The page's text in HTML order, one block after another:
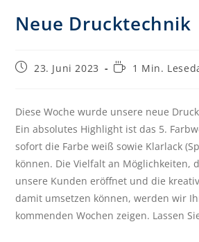
Neue Drucktechnik
23. Juni 2023 1 Min.
Diese Woche wurde unsere neue
Ein absolutes Highlight ist das 5.
sofort die Farbe weiß sowie Klarlack
können. Die Vielfalt an Möglichkeiten,
unsere Kunden eröffnet und die
damit umsetzen können, werden wir
kommenden Wochen zeigen. Lassen